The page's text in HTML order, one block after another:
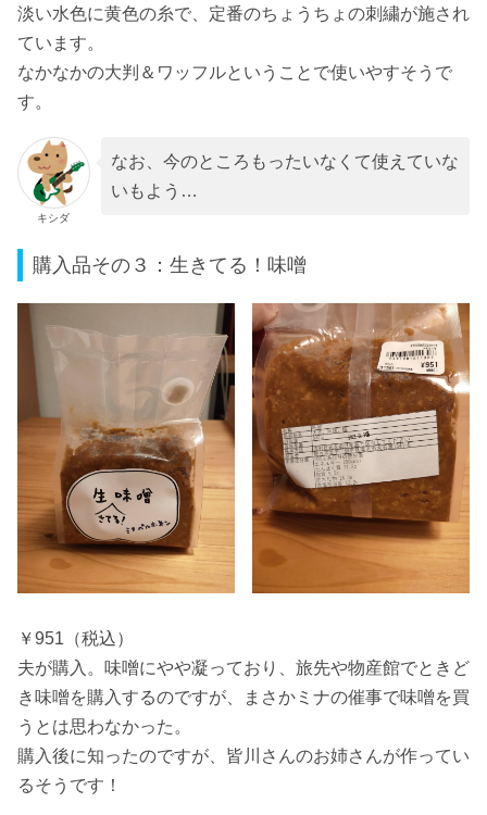
淡い水色に黄色の糸で、定番のちょうちょの刺繍が施され
ています。
なかなかの大判＆ワッフルということで使いやすそうで
す。
キシダ
なお、今のところもったいなくて使えていな
いもよう…
購入品その３：生きてる！味噌
￥951（税込）
夫が購入。味噌にやや凝っており、旅先や物産館でときど
き味噌を購入するのですが、まさかミナの催事で味噌を買
うとは思わなかった。
購入後に知ったのですが、皆川さんのお姉さんが作ってい
るそうです！